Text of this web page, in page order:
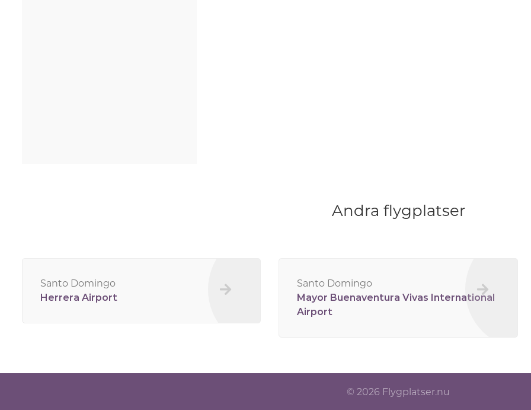
Andra flygplatser
Santo Domingo
Herrera Airport
Santo Domingo
Mayor Buenaventura Vivas International
Airport
© 2026 Flygplatser.nu